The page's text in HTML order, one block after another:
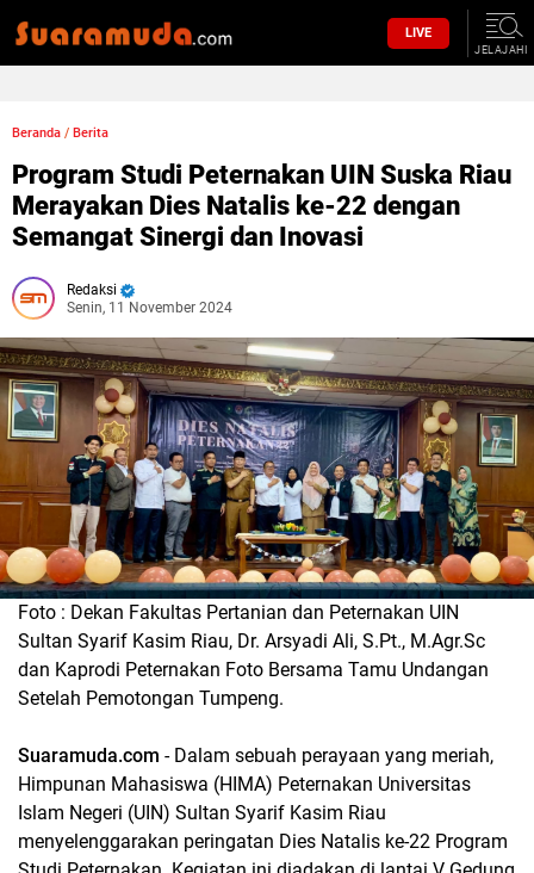
LIVE
JELAJAHI
Beranda / Berita
Program Studi Peternakan UIN Suska Riau
Merayakan Dies Natalis ke-22 dengan
Semangat Sinergi dan Inovasi
Redaksi
Senin, 11 November 2024
Foto : Dekan Fakultas Pertanian dan Peternakan UIN
Sultan Syarif Kasim Riau, Dr. Arsyadi Ali, S.Pt., M.Agr.Sc
dan Kaprodi Peternakan Foto Bersama Tamu Undangan
Setelah Pemotongan Tumpeng.
Suaramuda.com - Dalam sebuah perayaan yang meriah,
Himpunan Mahasiswa (HIMA) Peternakan Universitas
Islam Negeri (UIN) Sultan Syarif Kasim Riau
menyelenggarakan peringatan Dies Natalis ke-22 Program